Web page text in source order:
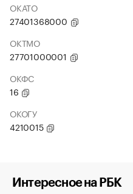
ОКАТО
27401368000
ОКТМО
27701000001
ОКФС
16
ОКОГУ
4210015
Интересное на РБК